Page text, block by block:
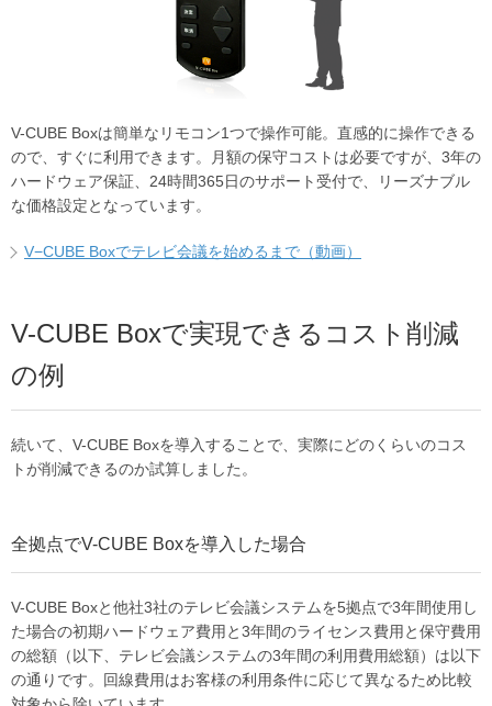
V-CUBE Boxは簡単なリモコン1つで操作可能。直感的に操作できる
ので、すぐに利用できます。月額の保守コストは必要ですが、3年の
ハードウェア保証、24時間365日のサポート受付で、リーズナブル
な価格設定となっています。
V−CUBE Boxでテレビ会議を始めるまで（動画）
V-CUBE Boxで実現できるコスト削減
の例
続いて、V-CUBE Boxを導入することで、実際にどのくらいのコス
トが削減できるのか試算しました。
全拠点でV-CUBE Boxを導入した場合
V-CUBE Boxと他社3社のテレビ会議システムを5拠点で3年間使用し
た場合の初期ハードウェア費用と3年間のライセンス費用と保守費用
の総額（以下、テレビ会議システムの3年間の利用費用総額）は以下
の通りです。回線費用はお客様の利用条件に応じて異なるため比較